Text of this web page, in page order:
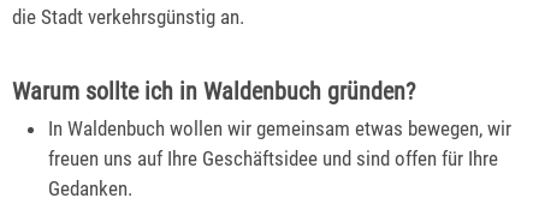
die Stadt verkehrsgünstig an.
Warum sollte ich in Waldenbuch gründen?
In Waldenbuch wollen wir gemeinsam etwas bewegen, wir
freuen uns auf Ihre Geschäftsidee und sind offen für Ihre
Gedanken.